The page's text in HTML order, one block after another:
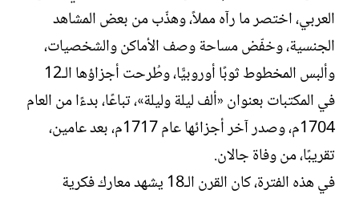
العربي، اختصر ما رآه مملاً، وهذّب من بعض المشاهد
الجنسية، وخفّض مساحة وصف الأماكن والشخصيات،
وألبس المخطوط ثوبًا أوروبيًّا، وطُرحت أجزاؤها الـ12
في المكتبات بعنوان «ألف ليلة وليلة»، تباعًا، بدءًا من العام
1704م، وصدر آخر أجزائها عام 1717م، بعد عامين،
تقريبًا، من وفاة جالان.
في هذه الفترة، كان القرن الـ18 يشهد معارك فكرية